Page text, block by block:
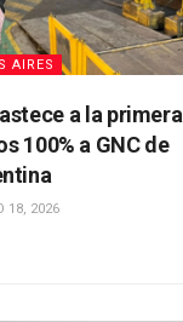
AIRES
a la primera
100% a GNC de
18, 2026